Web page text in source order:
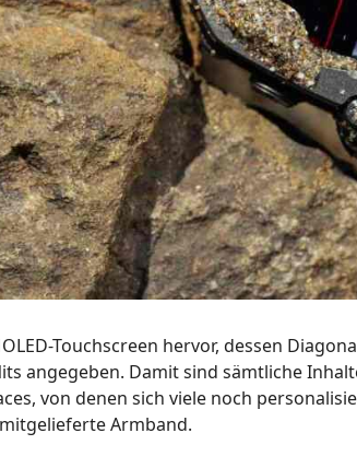
Touchscreen hervor, dessen
angegeben. Damit sind sämtliche
von denen sich viele noch
Armband.